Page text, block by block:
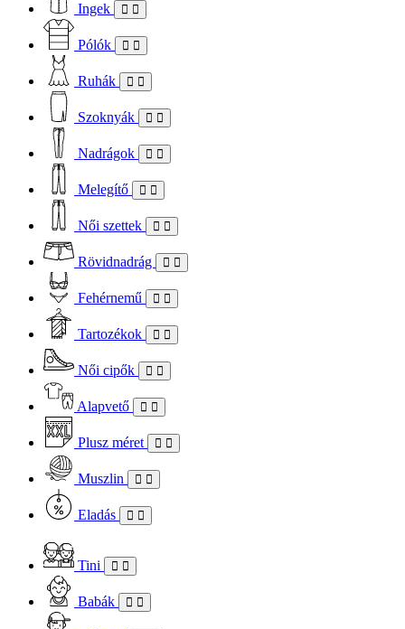
Ingek
Pólók
Ruhák
Szoknyák
Nadrágok
Melegítő
Női szettek
Rövidnadrág
Fehérnemű
Tartozékok
Női cipők
Alapvető
Plusz méret
Muszlin
Eladás
Tini
Babák